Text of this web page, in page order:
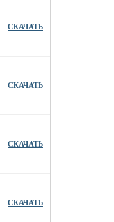
СКАЧАТЬ
СКАЧАТЬ
СКАЧАТЬ
СКАЧАТЬ